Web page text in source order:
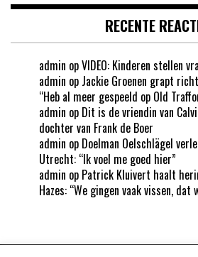
RECENTE
admin opVIDEO: Kinderen stellen
admin op Jackie Groenen grapt
“Heb al meer gespeeld op Old
admin op Dit is de vriendin van
dochter van Frank de Boer
admin op Doelman Oelschlägel
Utrecht: “Ik voel me goed hier”
admin op Patrick Kluivert haalt
Hazes: “We gingen vaak vissen,